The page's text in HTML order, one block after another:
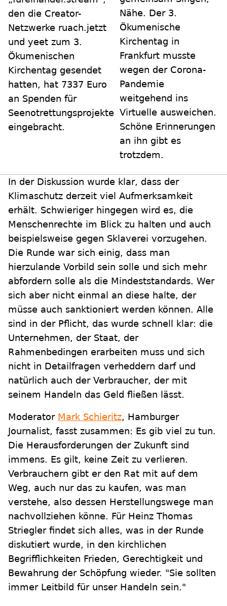
den die Creator-
Netzwerke ruach.jetzt
und yeet zum 3.
Ökumenischen
Kirchentag gesendet
hatten, hat 7337 Euro
an Spenden für
Seenotrettungsprojekte
eingebracht.
Nähe. Der 3.
Ökumenische
Kirchentag in
Frankfurt musste
wegen der Corona-
Pandemie
weitgehend ins
Virtuelle ausweichen.
Schöne Erinnerungen
an ihn gibt es
trotzdem.
In der Diskussion wurde klar, dass der
Klimaschutz derzeit viel Aufmerksamkeit
erhält. Schwieriger hingegen wird es, die
Menschenrechte im Blick zu halten und auch
beispielsweise gegen Sklaverei vorzugehen.
Die Runde war sich einig, dass man
hierzulande Vorbild sein solle und sich mehr
abfordern solle als die Mindeststandards. Wer
sich aber nicht einmal an diese halte, der
müsse auch sanktioniert werden können. Alle
sind in der Pflicht, das wurde schnell klar: die
Unternehmen, der Staat, der
Rahmenbedingen erarbeiten muss und sich
nicht in Detailfragen verheddern darf und
natürlich auch der Verbraucher, der mit
seinem Handeln das Geld fließen lässt.
Moderator Mark Schieritz, Hamburger
Journalist, fasst zusammen: Es gib viel zu tun.
Die Herausforderungen der Zukunft sind
immens. Es gilt, keine Zeit zu verlieren.
Verbrauchern gibt er den Rat mit auf dem
Weg, auch nur das zu kaufen, was man
verstehe, also dessen Herstellungswege man
nachvollziehen könne. Für Heinz Thomas
Striegler findet sich alles, was in der Runde
diskutiert wurde, in den kirchlichen
Begrifflichkeiten Frieden, Gerechtigkeit und
Bewahrung der Schöpfung wieder. "Sie sollten
immer Leitbild für unser Handeln sein."